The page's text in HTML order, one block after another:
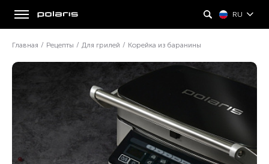
RU
Главная / Рецепты / Для грилей / Корейка из баранины